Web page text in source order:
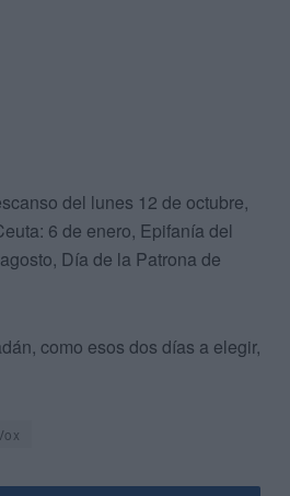
del lunes 12 de octubre,
6 de enero, Epifanía del
Día de la Patrona de
como esos dos días a elegir,